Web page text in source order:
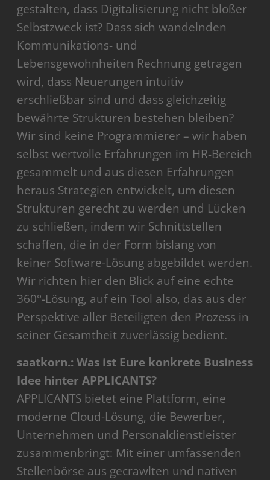
gestalten, dass Digitalisierung nicht bloßer
Selbstzweck ist? Dass sich wandelnden
Kommunikations- und
Lebensgewohnheiten Rechnung getragen
wird, dass Neuerungen intuitiv
erschließbar sind und dass gleichzeitig
bewährte Strukturen bestehen bleiben?
Wir sind keine Programmierer – wir haben
selbst wertvolle Erfahrungen im HR-Bereich
gesammelt und aus diesen Erfahrungen
heraus Strategien entwickelt, um diesen
Strukturen gerecht zu werden und Lücken
zu schließen, indem wir Schnittstellen
schaffen, die in der Form bislang von
keiner Software-Lösung abgebildet werden.
Wir richten hier den Blick auf eine echte
360°-Lösung, auf ein Tool also, das aus der
Perspektive aller Beteiligten den Prozess in
seiner Gesamtheit zuverlässig bedient.
saatkorn.: Was ist Eure konkrete Business
Idee hinter APPLICANTS?
APPLICANTS bietet eine Plattform, eine
moderne Cloud-Lösung, die Bewerber,
Unternehmen und Personaldienstleister
zusammenbringt: Mit einer umfassenden
Stellenbörse aus gecrawlten und nativen